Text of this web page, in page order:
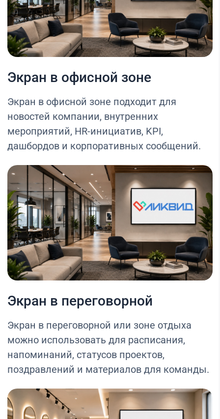
Экран в офисной зоне
Экран в офисной зоне подходит для
новостей компании, внутренних
мероприятий, HR-инициатив, KPI,
дашбордов и корпоративных сообщений.
Экран в переговорной
Экран в переговорной или зоне отдыха
можно использовать для расписания,
напоминаний, статусов проектов,
поздравлений и материалов для команды.